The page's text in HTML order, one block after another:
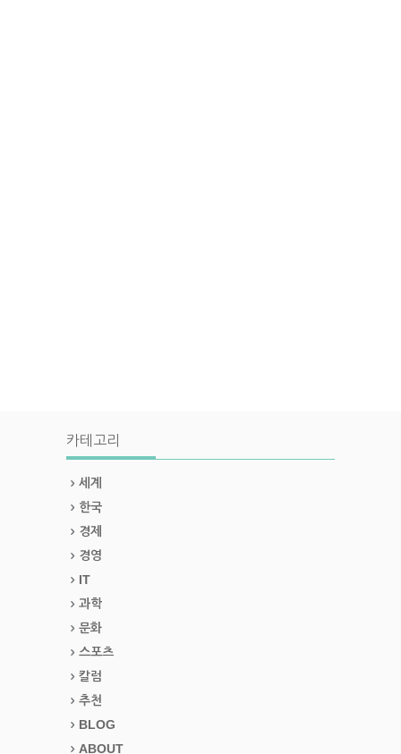
카테고리
세계
한국
경제
경영
IT
과학
문화
스포츠
칼럼
추천
BLOG
ABOUT